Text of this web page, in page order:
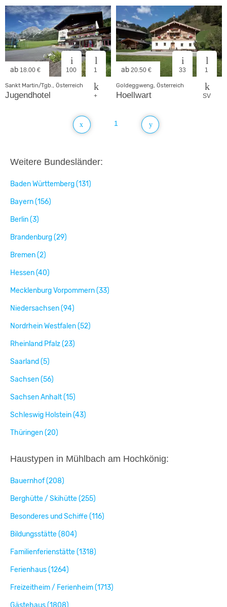
ab 18.00 € 100 1
+
Sankt Martin/Tgb., Österreich
Jugendhotel
ab 20.50 € 33 1
SV
Goldeggweng, Österreich
Hoellwart
1
Weitere Bundesländer:
Baden Württemberg (131)
Bayern (156)
Berlin (3)
Brandenburg (29)
Bremen (2)
Hessen (40)
Mecklenburg Vorpommern (33)
Niedersachsen (94)
Nordrhein Westfalen (52)
Rheinland Pfalz (23)
Saarland (5)
Sachsen (56)
Sachsen Anhalt (15)
Schleswig Holstein (43)
Thüringen (20)
Haustypen in Mühlbach am Hochkönig:
Bauernhof (208)
Berghütte / Skihütte (255)
Besonderes und Schiffe (116)
Bildungsstätte (804)
Familienferienstätte (1318)
Ferienhaus (1264)
Freizeitheim / Ferienheim (1713)
Gästehaus (1808)